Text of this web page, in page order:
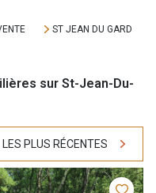
ST JEAN DU GARD
sur St-Jean-Du-
LES PLUS RÉCENTES